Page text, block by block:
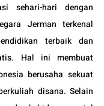
sehari-hari dengan
Jerman terkenal
terbaik dan
Hal ini membuat
berusaha sekuat
disana. Selain